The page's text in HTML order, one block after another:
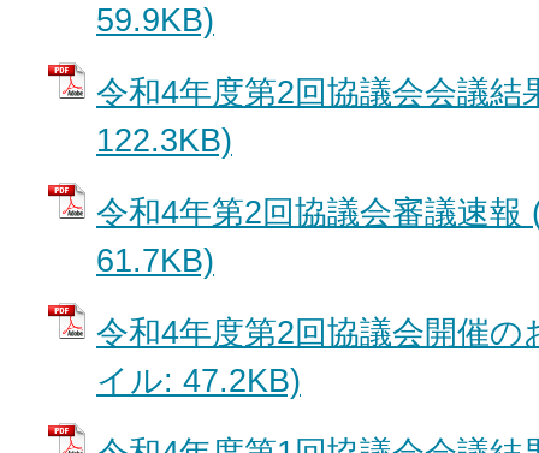
59.9KB)
令和4年度第2回協議会会議
122.3KB)
令和4年第2回協議会審議速報
61.7KB)
令和4年度第2回協議会開催
イル: 47.2KB)